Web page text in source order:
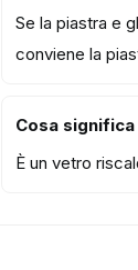
Se la piastra e
conviene la
Cosa
È un vetro